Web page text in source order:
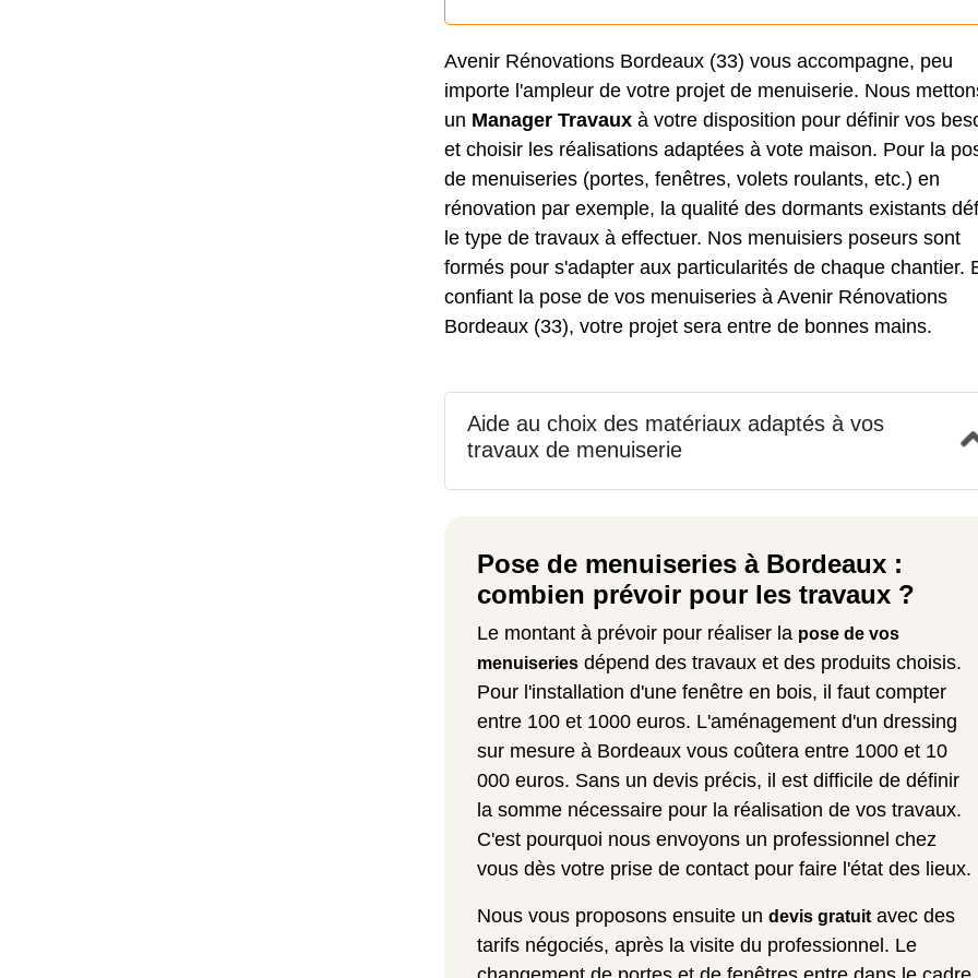
Avenir Rénovations Bordeaux (33) vous accompagne, peu
importe l'ampleur de votre projet de menuiserie. Nous
un Manager Travaux à votre disposition pour définir vos
et choisir les réalisations adaptées à vote maison. Pour la
de menuiseries (portes, fenêtres, volets roulants, etc.) en
rénovation par exemple, la qualité des dormants existants
le type de travaux à effectuer. Nos menuisiers poseurs sont
formés pour s'adapter aux particularités de chaque chantier.
confiant la pose de vos menuiseries à Avenir Rénovations
Bordeaux (33), votre projet sera entre de bonnes mains.
Aide au choix des matériaux adaptés à vos
travaux de menuiserie
Pose de menuiseries à Bordeaux :
combien prévoir pour les travaux ?
Le montant à prévoir pour réaliser la pose de vos
menuiseries dépend des travaux et des produits choisis.
Pour l'installation d'une fenêtre en bois, il faut compter
entre 100 et 1000 euros. L'aménagement d'un dressing
sur mesure à Bordeaux vous coûtera entre 1000 et 10
000 euros. Sans un devis précis, il est difficile de définir
la somme nécessaire pour la réalisation de vos travaux.
C'est pourquoi nous envoyons un professionnel chez
vous dès votre prise de contact pour faire l'état des lieux.
Nous vous proposons ensuite un devis gratuitavec des
tarifs négociés, après la visite du professionnel. Le